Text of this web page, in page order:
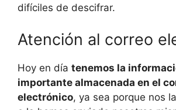
difíciles de descifrar.
Atención al correo
Hoy en día tenemos la
importante almacenada en el
electrónico, ya sea porque nos